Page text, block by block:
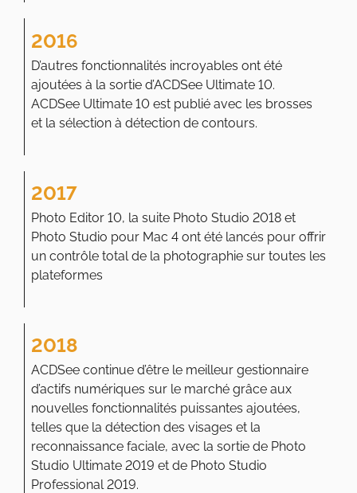
2016
D’autres fonctionnalités incroyables ont été
ajoutées à la sortie d’ACDSee Ultimate 10.
ACDSee Ultimate 10 est publié avec les brosses
et la sélection à détection de contours.
2017
Photo Editor 10, la suite Photo Studio 2018 et
Photo Studio pour Mac 4 ont été lancés pour offrir
un contrôle total de la photographie sur toutes les
plateformes
2018
ACDSee continue d’être le meilleur gestionnaire
d’actifs numériques sur le marché grâce aux
nouvelles fonctionnalités puissantes ajoutées,
telles que la détection des visages et la
reconnaissance faciale, avec la sortie de Photo
Studio Ultimate 2019 et de Photo Studio
Professional 2019.